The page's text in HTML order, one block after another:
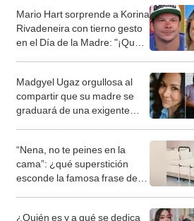
Mario Hart sorprende a Korina
Rivadeneira con tierno gesto
en el Día de la Madre: "¡Qué
Madgyel Ugaz orgullosa al
compartir que su madre se
graduará de una exigente
“Nena, no te peines en la
cama”: ¿qué superstición
esconde la famosa frase de
¿Quién es y a qué se dedica